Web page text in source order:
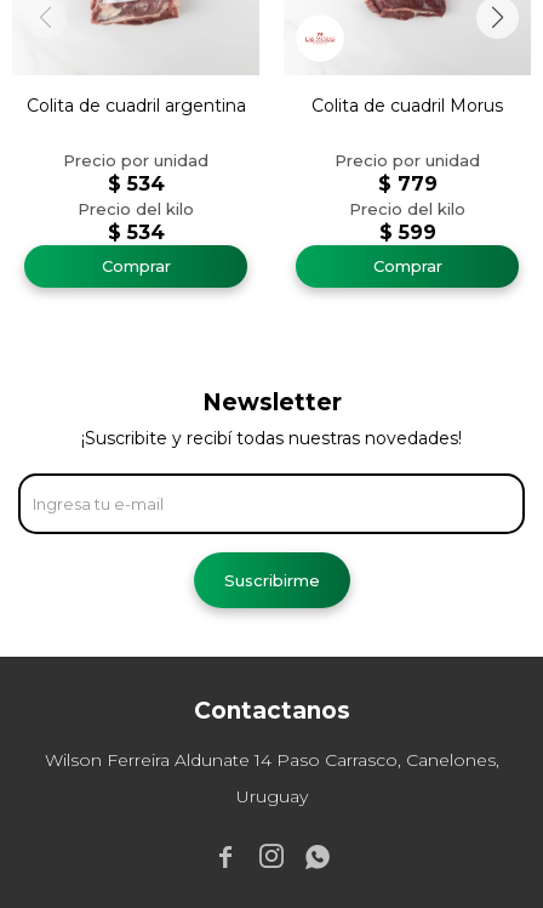
Colita de cuadril argentina
$ 534
$ 534
Colita de cuadril Morus
$ 599
$ 779
Contactanos
Wilson Ferreira Aldunate 14 Paso Carrasco, Canelones,
Uruguay
  
Newsletter
¡Suscribite y recibí todas nuestras novedades!
Suscribirme